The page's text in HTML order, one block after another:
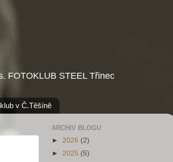
FOTOKLUB STEEL Třinec
v Č.Těšíně
ARCHIV BLOGU
► 2026 (2)
► 2025 (5)